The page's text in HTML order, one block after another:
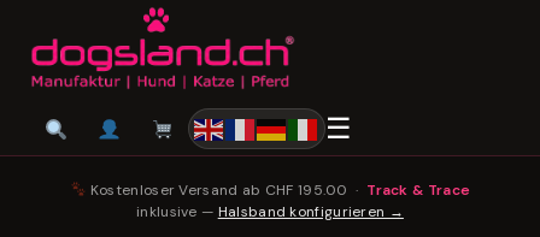
☰
Kostenloser Versand ab CHF 195.00 · Track & Trace
inklusive — Halsband konfigurieren →